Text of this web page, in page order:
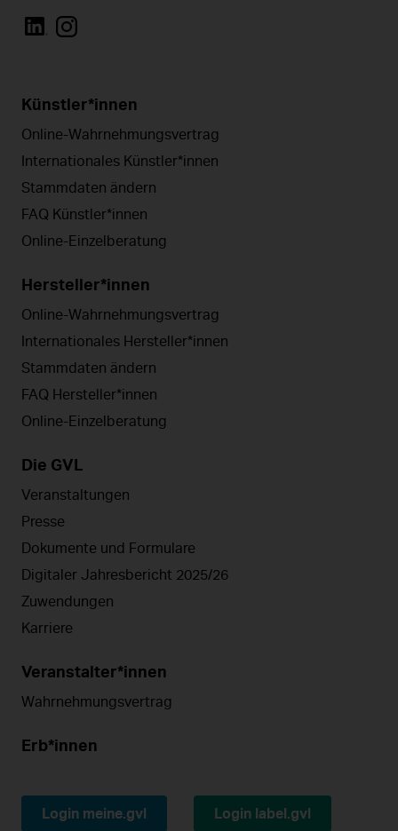
Künstler*innen
Online-Wahrnehmungsvertrag
Internationales Künstler*innen
Stammdaten ändern
FAQ Künstler*innen
Online-Einzelberatung
Hersteller*innen
Online-Wahrnehmungsvertrag
Internationales Hersteller*innen
Stammdaten ändern
FAQ Hersteller*innen
Online-Einzelberatung
Die GVL
Veranstaltungen
Presse
Dokumente und Formulare
Digitaler Jahresbericht 2025/26
Zuwendungen
Karriere
Veranstalter*innen
Wahrnehmungsvertrag
Erb*innen
Login meine.gvl Login label.gvl